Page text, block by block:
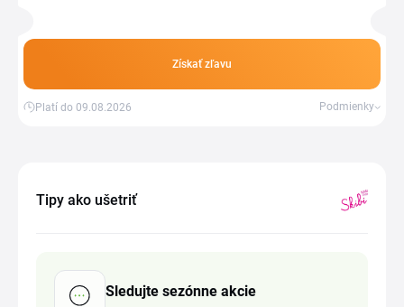
Získať zľavu
Platí do 09.08.2026 Podmienky
Tipy ako ušetriť
Sledujte sezónne akcie